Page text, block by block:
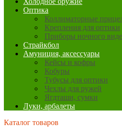
Оптика
Коллиматорные
Крепления для оптики
Приборы ночного
Страйкбол
Амуниция, аксессуары
Кейсы и кофры
Кобуры
Тубусы для оптики
Чехлы для ружей
Ягдташи, сумки
Луки, арбалеты
Каталог товаров